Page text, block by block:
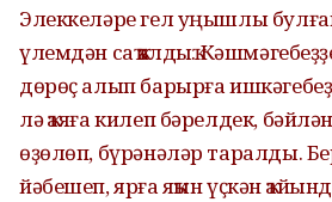
Элеккеләре гел уңышлы
үлемдән саҡ ҡалдыҡ.
дөрөҫ алып барырға
лә ҡаяға килеп бәрелдек,
өҙөлөп, бүрәнәләр таралды.
йәбешеп, ярға яҡын үҫкән